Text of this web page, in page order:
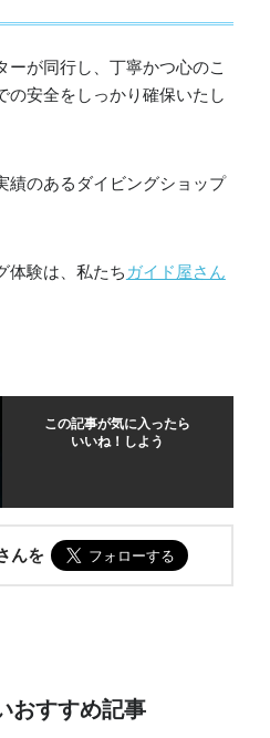
ーが同行し、丁寧かつ心のこ
の安全をしっかり確保いたし
績のあるダイビングショップ
体験は、私たち ガイド屋さん
この記事が気に入ったら
いいね！しよう
んを
おすすめ記事